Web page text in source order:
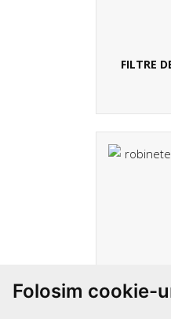
Folosim cookie-
FILTRE
ROBINETE